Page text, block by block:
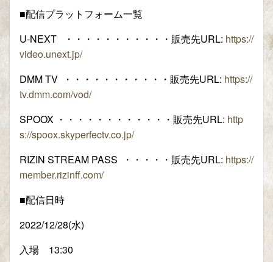
■配信プラットフォーム一覧
U-NEXT ・・・・・・・・・・・販売先URL: https://
video.unext.jp/
DMM TV ・・・・・・・・・・・販売先URL: https://
tv.dmm.com/vod/
SPOOX ・・・・・・・・・・・・販売先URL: http
s://spoox.skyperfectv.co.jp/
RIZIN STREAM PASS ・・・・・販売先URL: https://
member.rizinff.com/
■配信日時
2022/12/28(水)
入場 13:30